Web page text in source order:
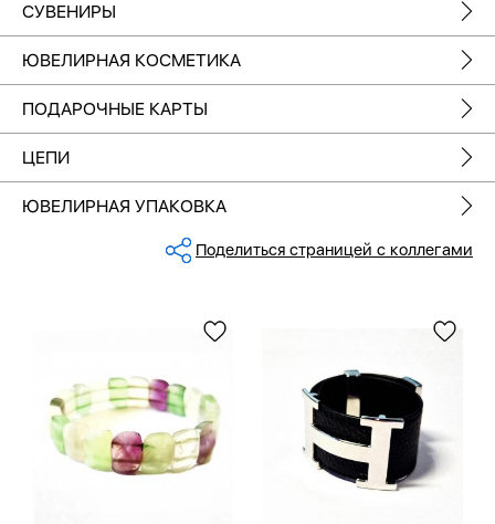
СУВЕНИРЫ
ЮВЕЛИРНАЯ КОСМЕТИКА
ПОДАРОЧНЫЕ КАРТЫ
ЦЕПИ
ЮВЕЛИРНАЯ УПАКОВКА
Поделиться страницей с коллегами